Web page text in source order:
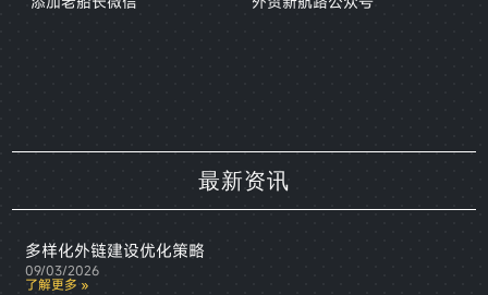
最新资讯
多样化外链建设优化策略
09/03/2026
了解更多 »